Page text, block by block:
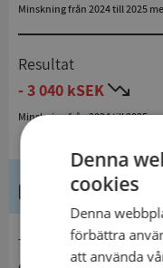
Minskning från 2024 till 2025
Resultat
- 3 040 kSEK
Minskning från 2024 till 2025
Denna
cookies
Denna
förbättra
att använda